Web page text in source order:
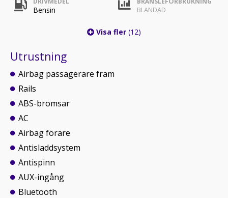
Bensin
BLANDAD
Visa fler (12)
Utrustning
Airbag passagerare fram
Rails
ABS-bromsar
AC
Airbag förare
Antisladdsystem
Antispinn
AUX-ingång
Bluetooth